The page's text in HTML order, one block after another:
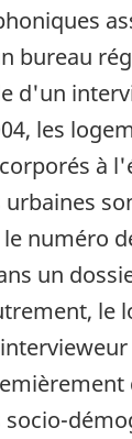
bureau
d'un
les
à
urbaines
numéro
un
le